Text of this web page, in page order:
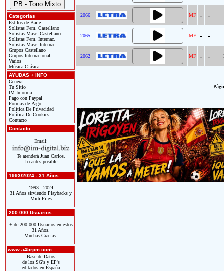
Categorías
Estilos de Baile
Solistas Fem. Castellano
Solistas Masc. Castellano
Solistas Fem. Internac.
Solistas Masc. Internac.
Grupos Castellano
Grupos Internacional
Varios
Música Clásica
AYUDAS + INFO
General
Tu Sitio
IM Informa
Pago con Paypal
Formas de Pago
Política De Privacidad
Política De Cookies
Contacto
Contacto
Email:
Te atenderá Juan Carlos.
Lo antes posible
1993/2024 - 31 Años
1993 - 2024
31 Años sirviendo Playbacks y
Midi Files
200.000 Usuarios
+ de 200.000 Usuarios en estos
31 Años.
Muchas Gracias.
www.a45rpm.com
Base de Datos
de los SG's y EP's
editados en España
2066 MF - -
2065 MF - -
2062 MF - -